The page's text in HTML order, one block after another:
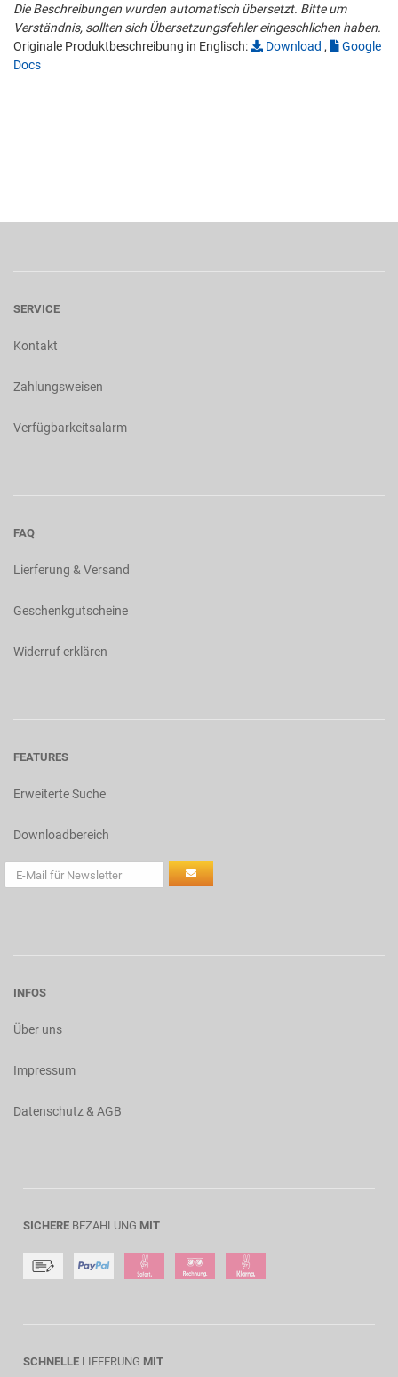
Die Beschreibungen wurden automatisch übersetzt. Bitte um
Verständnis, sollten sich Übersetzungsfehler eingeschlichen haben.
Originale Produktbeschreibung in Englisch:
Download ,
Google
Docs
SERVICE
Kontakt
Zahlungsweisen
Verfügbarkeitsalarm
FAQ
Lierferung & Versand
Geschenkgutscheine
Widerruf erklären
FEATURES
Erweiterte Suche
Downloadbereich
INFOS
Über uns
Impressum
Datenschutz & AGB
SICHERE BEZAHLUNG MIT
SCHNELLE LIEFERUNG MIT